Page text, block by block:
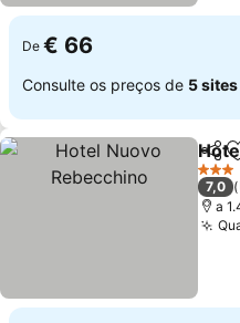
De € 66
Consulte os preços de 5 sites
3
7,0
a